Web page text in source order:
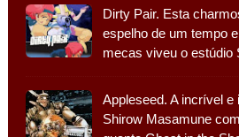
Dirty Pair. Esta
espelho de um tempo
mecas viveu o estúdio
Appleseed. A incrível e
Shirow Masamune